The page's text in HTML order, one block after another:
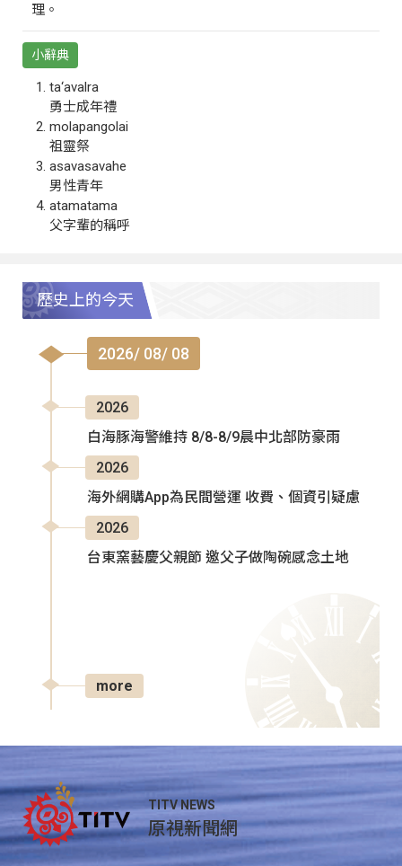
理。
小辭典
ta‘avalra
勇士成年禮
molapangolai
祖靈祭
asavasavahe
男性青年
atamatama
父字輩的稱呼
歷史上的今天
2026/ 08/ 08
2026
白海豚海警維持 8/8-8/9晨中北部防豪雨
2026
海外網購App為民間營運 收費、個資引疑慮
2026
台東窯藝慶父親節 邀父子做陶碗感念土地
more
TITV NEWS
原視新聞網